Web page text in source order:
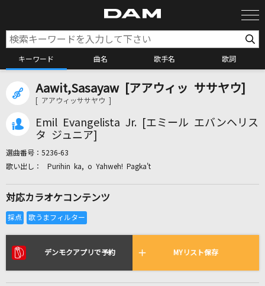
キーワード 曲名 歌手名 歌詞
カラオケ検索
カラオケ店舗検索
カラオケリクエスト
BLAZE
Aawit,Sasayaw [アアウィッ ササヤウ]
[ アアウィッササヤウ ]
Emil Evangelista Jr. [エミール エバンヘリス
タ ジュニア]
選曲番号： 5236-63
Purihin ka, o Yahweh! Pagka't
対応カラオケコンテンツ
デンモクアプリで予約 MYリスト保存